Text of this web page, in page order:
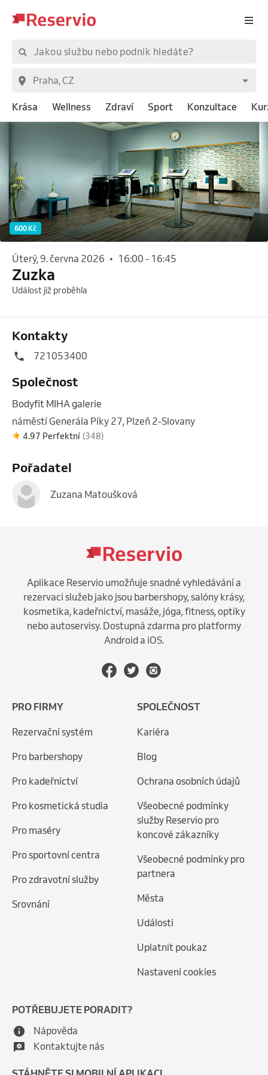
Krása Wellness Zdraví Sport Konzultace
600 Kč
úterý, 9. června 2026 • 16:00 - 16:45
Zuzka
Událost již proběhla
Kontakty
721053400
Společnost
Bodyfit MIHA galerie
náměstí Generála Píky 27, Plzeň 2-Slovany
4.97 Perfektní (348)
Pořadatel
Zuzana Matoušková
Aplikace Reservio umožňuje snadné vyhledávání a
rezervaci služeb jako jsou barbershopy, salóny krásy,
kosmetika, kadeřnictví, masáže, jóga, fitness, optiky
nebo autoservisy. Dostupná zdarma pro platformy
Android a iOS.
PRO FIRMY
Rezervační systém
Pro barbershopy
Pro kadeřnictví
Pro kosmetická studia
Pro maséry
Pro sportovní centra
Pro zdravotní služby
Srovnání
SPOLEČNOST
Kariéra
Blog
Ochrana osobních údajů
Všeobecné podmínky
služby Reservio pro
koncové zákazníky
Všeobecné podmínky pro
partnera
Města
Události
Uplatnit poukaz
Nastavení cookies
POTŘEBUJETE PORADIT?
Nápověda
Kontaktujte nás